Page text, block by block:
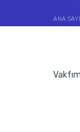
ANA